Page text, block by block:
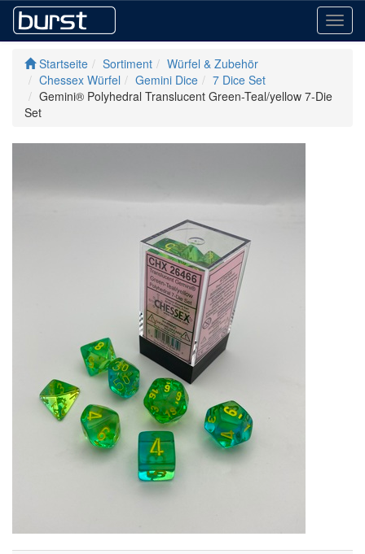
Startseite
Sortiment
Würfel & Zubehör
Chessex Würfel
Gemini Dice
7 Dice Set
Gemini® Polyhedral Translucent Green-Teal/yellow 7-Die
Set